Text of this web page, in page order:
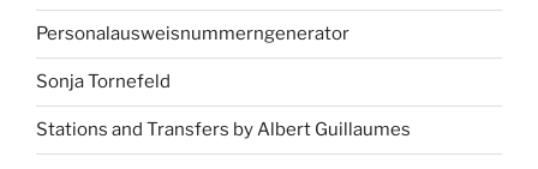
Personalausweisnummerngenerator
Sonja Tornefeld
Stations and Transfers by Albert Guillaumes